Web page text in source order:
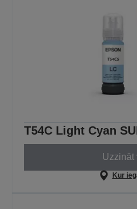
T54C Light Cyan
Uzzināt
Kur